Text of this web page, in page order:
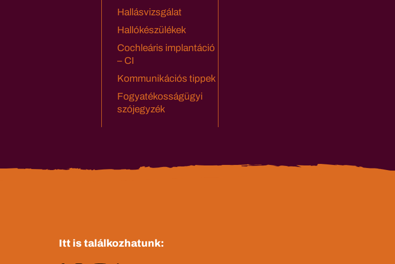
Hallásvizsgálat
Hallókészülékek
Cochleáris implantáció
– CI
Kommunikációs tippek
Fogyatékosságügyi
szójegyzék
Itt is találkozhatunk: